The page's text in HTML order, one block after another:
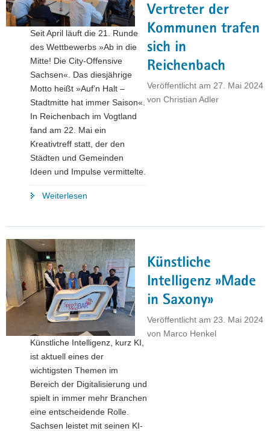
Vertreter der
Kommunen trafen
sich in
Reichenbach
Veröffentlicht am 27. Mai 2024
von Christian Adler
Seit April läuft die 21. Runde
des Wettbewerbs »Ab in die
Mitte! Die City-Offensive
Sachsen«. Das diesjährige
Motto heißt »Auf’n Halt –
Stadtmitte hat immer Saison«.
In Reichenbach im Vogtland
fand am 22. Mai ein
Kreativtreff statt, der den
Städten und Gemeinden
Ideen und Impulse vermittelte.
Weiterlesen
in
die
Mitte!«:
Experten
und
Vertreter
der
Kommunen
trafen
sich
in
Reichenbach"
Künstliche
Intelligenz »Made
in Saxony»
Veröffentlicht am 23. Mai 2024
von Marco Henkel
Künstliche Intelligenz, kurz KI,
ist aktuell eines der
wichtigsten Themen im
Bereich der Digitalisierung und
spielt in immer mehr Branchen
eine entscheidende Rolle.
Sachsen leistet mit seinen KI-